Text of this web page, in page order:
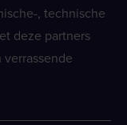
, technische
deze partners